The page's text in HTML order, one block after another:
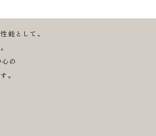
能として、
の
。